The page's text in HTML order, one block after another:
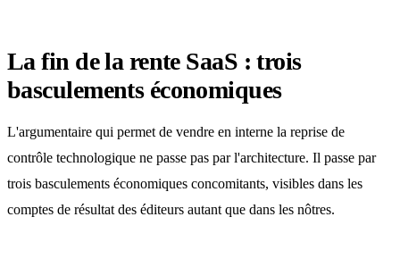
La fin de la rente SaaS : trois
basculements économiques
L'argumentaire qui permet de vendre en interne la reprise de
contrôle technologique ne passe pas par l'architecture. Il passe par
trois basculements économiques concomitants, visibles dans les
comptes de résultat des éditeurs autant que dans les nôtres.